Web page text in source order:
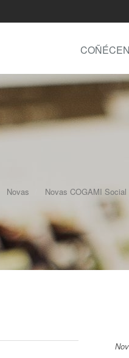
Novas Novas COGAMI Social